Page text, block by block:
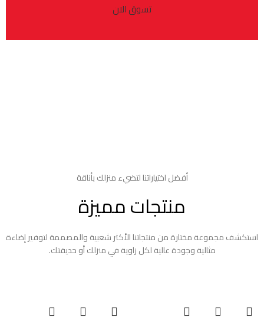
تسوق الان
أفضل اختياراتنا لتضيء منزلك بأناقة
منتجات مميزة
استكشف مجموعة مختارة من منتجاتنا الأكثر شعبية والمصممة لتوفير إضاءة
مثالية وجودة عالية لكل زاوية في منزلك أو حديقتك.